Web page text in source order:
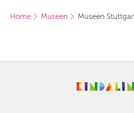
Home Museen Museen